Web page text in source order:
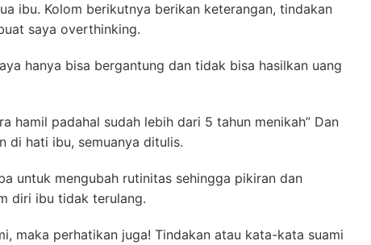
ibu. Kolom berikutnya berikan keterangan, tindakan
saya overthinking.
hanya bisa bergantung dan tidak bisa hasilkan uang
hamil padahal sudah lebih dari 5 tahun menikah” Dan
di hati ibu, semuanya ditulis.
untuk mengubah rutinitas sehingga pikiran dan
diri ibu tidak terulang.
maka perhatikan juga! Tindakan atau kata-kata suami